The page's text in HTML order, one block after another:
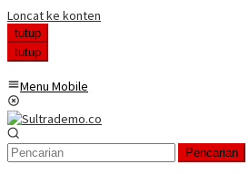
Loncat ke konten
tutup
tutup
Menu Mobile
Pencarian